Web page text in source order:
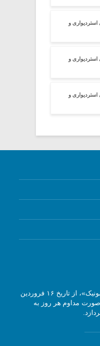
استردیواری و
استردیواری و
استردیواری و
مجله آنلاین موسیقی «گفتگوی هارمونیک»، از تاریخ ۱۶ فروردین
به صورت مداوم هر روز به